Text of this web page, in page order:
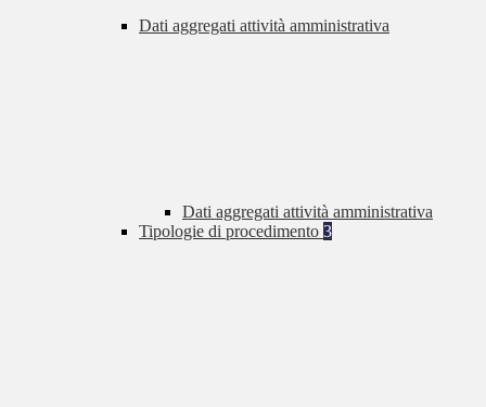
Dati aggregati attività amministrativa
Dati aggregati attività amministrativa
Tipologie di procedimento 3